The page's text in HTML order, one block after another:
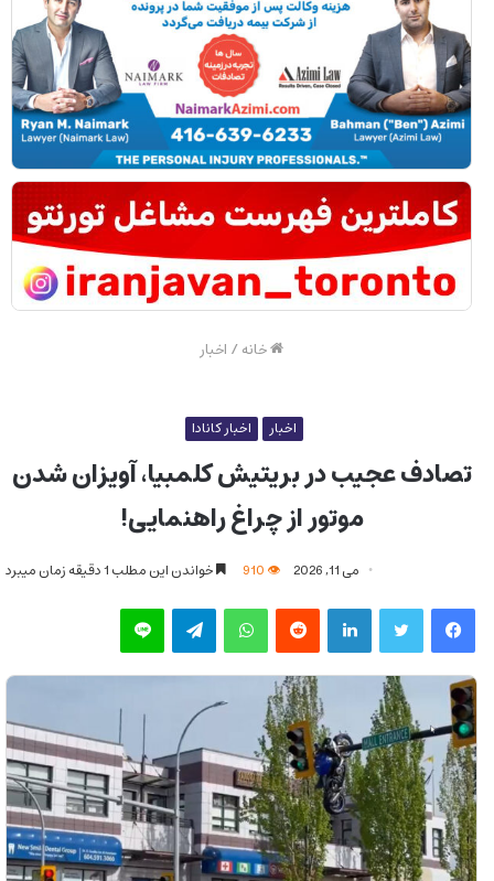
خانه/ اخبار
اخبار اخبار کانادا
تصادف عجیب در بریتیش کلمبیا، آویزان شدن
موتور از چراغ راهنمایی!
می 11, 2026 خواندن این مطلب 1 دقیقه زمان میبرد
فیس بوک توییتر لینکدین‫رددیت واتس آپ تلگرام لاین